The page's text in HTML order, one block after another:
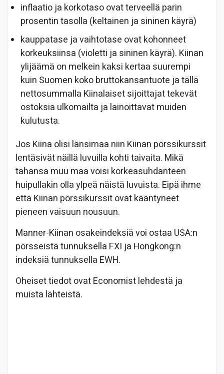
inflaatio ja korkotaso ovat terveellä parin
prosentin tasolla (keltainen ja sininen käyrä)
kauppatase ja vaihtotase ovat kohonneet
korkeuksiinsa (violetti ja sininen käyrä). Kiinan
ylijäämä on melkein kaksi kertaa suurempi
kuin Suomen koko bruttokansantuote ja tällä
nettosummalla Kiinalaiset sijoittajat tekevät
ostoksia ulkomailta ja lainoittavat muiden
kulutusta.
Jos Kiina olisi länsimaa niin Kiinan pörssikurssit
lentäsivät näillä luvuilla kohti taivaita. Mikä
tahansa muu maa voisi korkeasuhdanteen
huipullakin olla ylpeä näistä luvuista. Eipä ihme
että Kiinan pörssikurssit ovat kääntyneet
pieneen vaisuun nousuun.
Manner-Kiinan osakeindeksiä voi ostaa USA:n
pörsseistä tunnuksella FXI ja Hongkong:n
indeksiä tunnuksella EWH.
Oheiset tiedot ovat Economist lehdestä ja
muista lähteistä.